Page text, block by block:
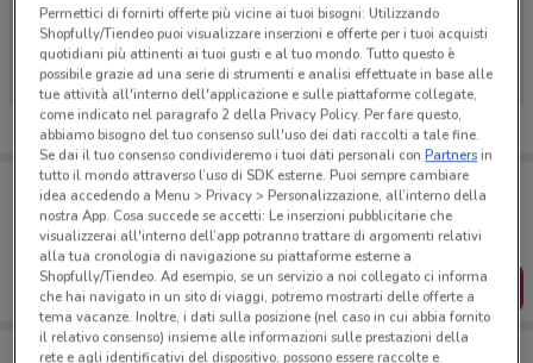
Ci dispiace, al momento non abbiamo pubblicato
volantini nella tua zona. Riprova più tardi.
Porta DoveConviene sempre con te!
Puoi trovare le migliori offerte dei negozi vicino a te,
salvarle e creare la tua lista del risparmio, comodamente
dal tuo cellulare.
SCARICA L’APP
Permettici di fornirti offerte più vicine ai tuoi bisogni: Utilizzando
Shopfully/Tiendeo puoi visualizzare inserzioni e offerte per i tuoi acquisti
quotidiani più attinenti ai tuoi gusti e al tuo mondo. Tutto questo è
possibile grazie ad una serie di strumenti e analisi effettuate in base alle
tue attività all'interno dell'applicazione e sulle piattaforme collegate,
come indicato nel paragrafo 2 della Privacy Policy. Per fare questo,
abbiamo bisogno del tuo consenso sull'uso dei dati raccolti a tale fine.
Se dai il tuo consenso condivideremo i tuoi dati personali conPartnersin
tutto il mondo attraverso l’uso di SDK esterne. Puoi sempre cambiare
idea accedendo a Menu > Privacy > Personalizzazione, all’interno della
nostra App. Cosa succede se accetti: Le inserzioni pubblicitarie che
visualizzerai all'interno dell’app potranno trattare di argomenti relativi
alla tua cronologia di navigazione su piattaforme esterne a
Shopfully/Tiendeo. Ad esempio, se un servizio a noi collegato ci informa
che hai navigato in un sito di viaggi, potremo mostrarti delle offerte a
tema vacanze. Inoltre, i dati sulla posizione (nel caso in cui abbia fornito
il relativo consenso) insieme alle informazioni sulle prestazioni della
rete e agli identificativi del dispositivo, possono essere raccolte e